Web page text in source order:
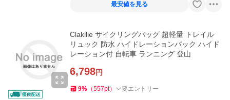
最安値を見る
Clakllie サイクリングバッグ 超軽量 トレイル
リュック 防水 ハイドレーションバック ハイド
レーション付 自転車 ランニング 登山
6,798円
9% （557pt） 要エントリー